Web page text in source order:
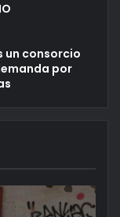
un consorcio
por